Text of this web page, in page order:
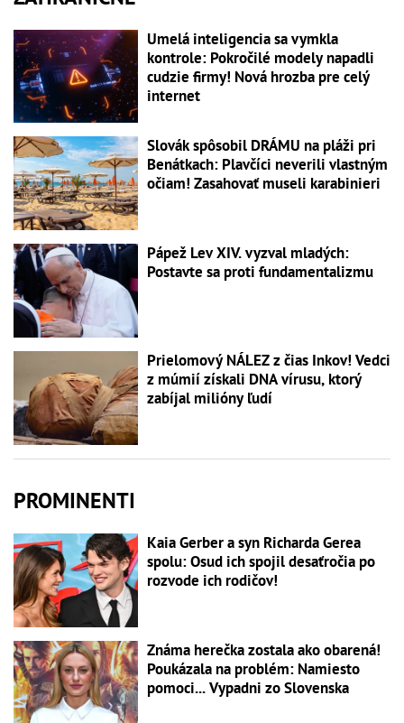
Umelá inteligencia sa vymkla
kontrole: Pokročilé modely napadli
cudzie firmy! Nová hrozba pre celý
internet
Slovák spôsobil DRÁMU na pláži pri
Benátkach: Plavčíci neverili vlastným
očiam! Zasahovať museli karabinieri
Pápež Lev XIV. vyzval mladých:
Postavte sa proti fundamentalizmu
Prielomový NÁLEZ z čias Inkov! Vedci
z múmií získali DNA vírusu, ktorý
zabíjal milióny ľudí
PROMINENTI
Kaia Gerber a syn Richarda Gerea
spolu: Osud ich spojil desaťročia po
rozvode ich rodičov!
Známa herečka zostala ako obarená!
Poukázala na problém: Namiesto
pomoci... Vypadni zo Slovenska